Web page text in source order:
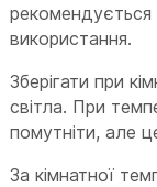
використання.
Зберігати при
світла. При
помутніти, але
За кімнатної